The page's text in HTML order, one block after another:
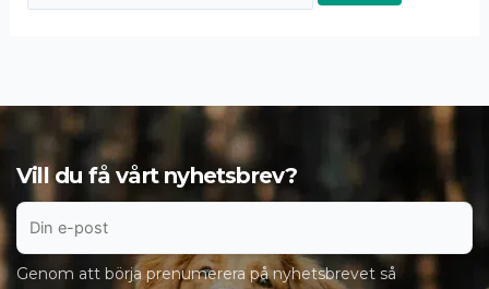
Vill du få vårt nyhetsbrev?
Genom att börja prenumerera på nyhetsbrevet så